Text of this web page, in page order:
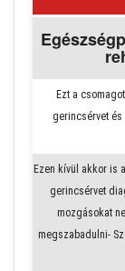
Ezt a
gerincsérvet
Ezen kívül akkor is
gerincsérvet
mozgásokat
megszabadulni-